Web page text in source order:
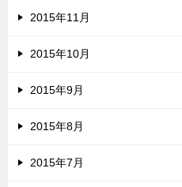
2015年11月
2015年10月
2015年9月
2015年8月
2015年7月